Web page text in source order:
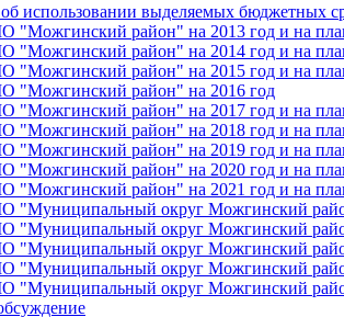
использовании выделяемых бюджетных
"Можгинский район" на 2013 год и на
"Можгинский район" на 2014 год и на
"Можгинский район" на 2015 год и на
"Можгинский район" на 2016 год
"Можгинский район" на 2017 год и на
"Можгинский район" на 2018 год и на
"Можгинский район" на 2019 год и на
"Можгинский район" на 2020 год и на
"Можгинский район" на 2021 год и на
"Муниципальный округ Можгинский
"Муниципальный округ Можгинский
"Муниципальный округ Можгинский
"Муниципальный округ Можгинский
"Муниципальный округ Можгинский